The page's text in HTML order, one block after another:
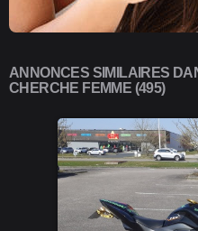
ANNONCES SIMILAIRES
CHERCHE FEMME (495)